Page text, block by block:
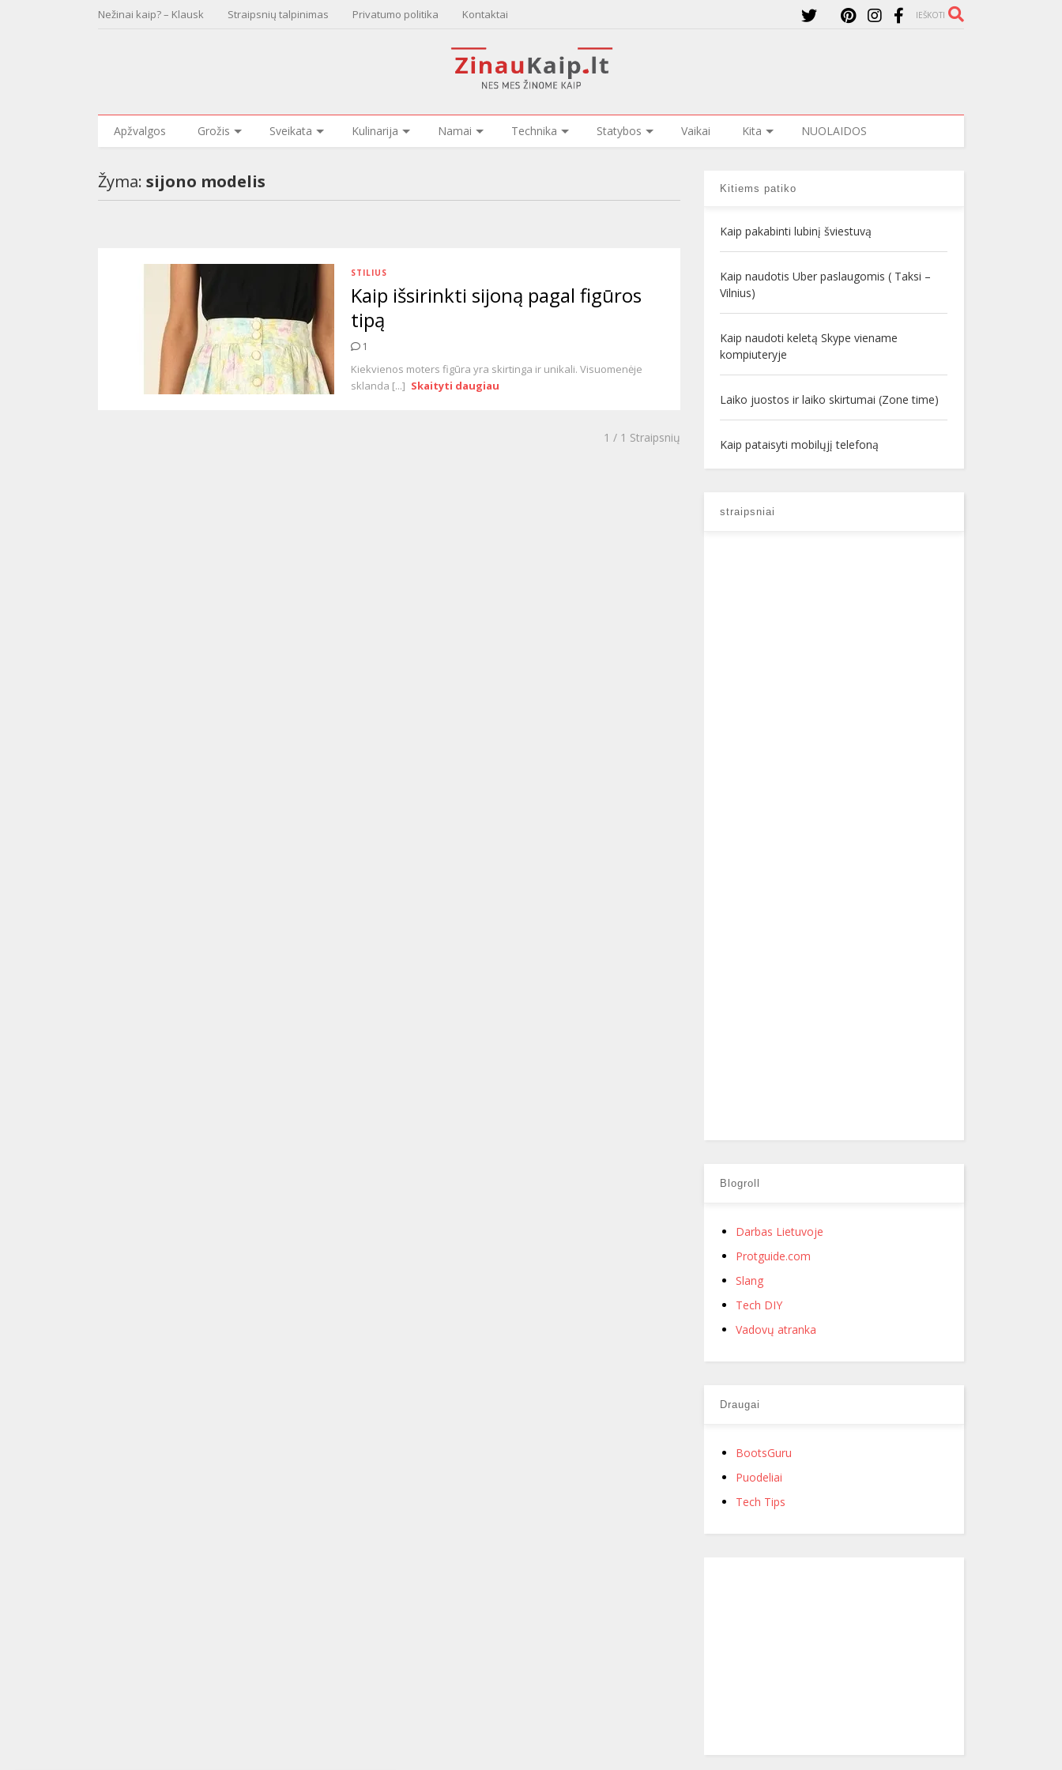
Nežinai kaip? – Klausk Straipsnių talpinimas Privatumo politika Kontaktai IEŠKOTI
Apžvalgos Grožis Sveikata Kulinarija Namai Technika Statybos Vaikai Kita NUOLAIDOS
Žyma:sijono modelis
STILIUS
Kaip išsirinkti sijoną pagal figūros
tipą
1
Kiekvienos moters figūra yra skirtinga ir unikali. Visuomenėje
sklanda [...] Skaityti daugiau
1 / 1 Straipsnių
Kitiems patiko
Kaip pakabinti lubinį šviestuvą
Kaip naudotis Uber paslaugomis ( Taksi –
Vilnius)
Kaip naudoti keletą Skype viename
kompiuteryje
Laiko juostos ir laiko skirtumai (Zone time)
Kaip pataisyti mobilųjį telefoną
straipsniai
Blogroll
Darbas Lietuvoje
Protguide.com
Slang
Tech DIY
Vadovų atranka
Draugai
BootsGuru
Puodeliai
Tech Tips